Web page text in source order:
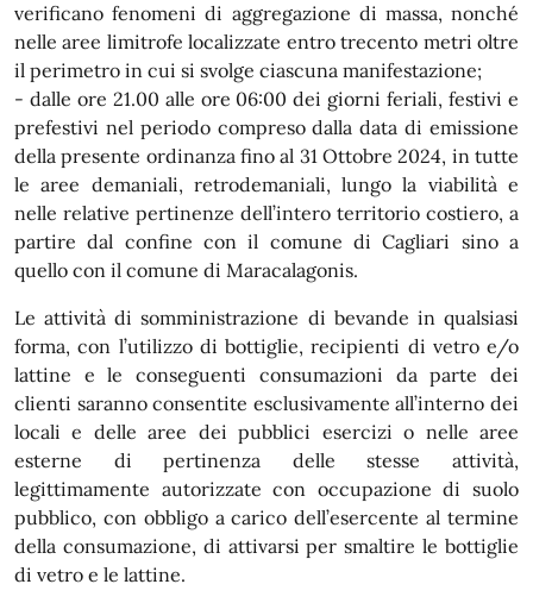
verificano fenomeni di aggregazione di massa, nonché
nelle aree limitrofe localizzate entro trecento metri oltre
il perimetro in cui si svolge ciascuna manifestazione;
- dalle ore 21.00 alle ore 06:00 dei giorni feriali, festivi e
prefestivi nel periodo compreso dalla data di emissione
della presente ordinanza fino al 31 Ottobre 2024, in tutte
le aree demaniali, retrodemaniali, lungo la viabilità e
nelle relative pertinenze dell’intero territorio costiero, a
partire dal confine con il comune di Cagliari sino a
quello con il comune di Maracalagonis.
Le attività di somministrazione di bevande in qualsiasi
forma, con l’utilizzo di bottiglie, recipienti di vetro e/o
lattine e le conseguenti consumazioni da parte dei
clienti saranno consentite esclusivamente all’interno dei
locali e delle aree dei pubblici esercizi o nelle aree
esterne di pertinenza delle stesse attività,
legittimamente autorizzate con occupazione di suolo
pubblico, con obbligo a carico dell’esercente al termine
della consumazione, di attivarsi per smaltire le bottiglie
di vetro e le lattine.